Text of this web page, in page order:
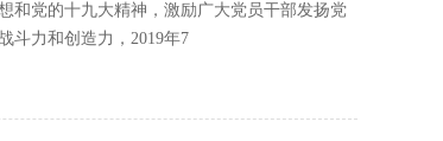
和党的十九大精神，激励广大党员干部发扬党
斗力和创造力，2019年7